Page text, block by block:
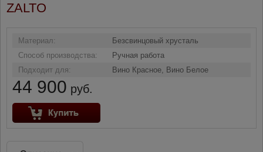
ZALTO
Материал:
Безсвинцовый хрусталь
Способ производства:
Ручная работа
Подходит для:
Вино Красное, Вино Белое
44 900 руб.